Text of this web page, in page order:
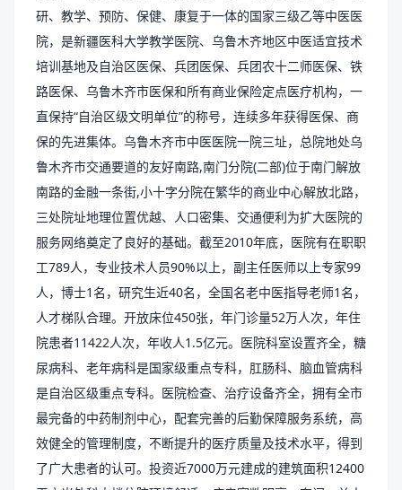
研、教学、预防、保健、康复于一体的国家三级乙等中医医
院，是新疆医科大学教学医院、乌鲁木齐地区中医适宜技术
培训基地及自治区医保、兵团医保、兵团农十二师医保、铁
路医保、乌鲁木齐市医保和所有商业保险定点医疗机构，一
直保持“自治区级文明单位”的称号，连续多年获得医保、商
保的先进集体。乌鲁木齐市中医医院一院三址，总院地处乌
鲁木齐市交通要道的友好南路,南门分院(二部)位于南门解放
南路的金融一条街,小十字分院在繁华的商业中心解放北路，
三处院址地理位置优越、人口密集、交通便利为扩大医院的
服务网络奠定了良好的基础。截至2010年底，医院有在职职
工789人，专业技术人员90%以上，副主任医师以上专家99
人，博士1名，研究生近40名，全国名老中医指导老师1名，
人才梯队合理。开放床位450张，年门诊量52万人次，年住
院患者11422人次，年收人1.5亿元。医院科室设置齐全，糖
尿病科、老年病科是国家级重点专科，肛肠科、脑血管病科
是自治区级重点专科。医院检查、治疗设备齐全，拥有全市
最完备的中药制剂中心，配套完善的后勤保障服务系统，高
效健全的管理制度，不断提升的医疗质量及技术水平，得到
了广大患者的认可。投资近7000万元建成的建筑面积12400